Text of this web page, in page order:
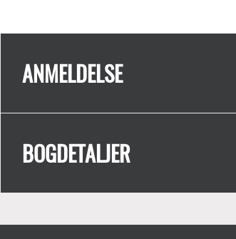
ANMELDELSE
BOGDETALJER